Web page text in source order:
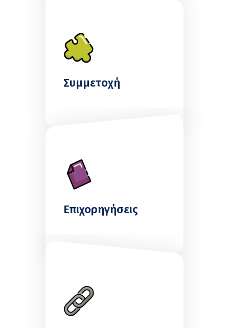
Συμμετοχή
Επιχορηγήσεις